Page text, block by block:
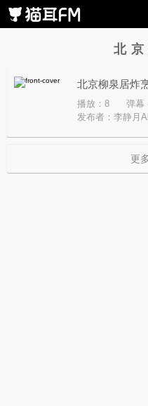
北
北京柳泉居炸
播放：8
弹幕
发布者： 李静月
更